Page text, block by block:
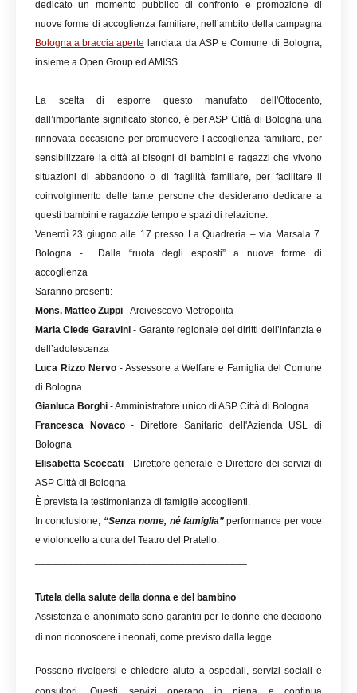
dedicato un momento pubblico di confronto e promozione di
nuove forme di accoglienza familiare, nell’ambito della campagna
Bologna a braccia aperte lanciata da ASP e Comune di Bologna,
insieme a Open Group ed AMISS.
La scelta di esporre questo manufatto dell'Ottocento,
dall’importante significato storico, è per ASP Città di Bologna una
rinnovata occasione per promuovere l’accoglienza familiare, per
sensibilizzare la città ai bisogni di bambini e ragazzi che vivono
situazioni di abbandono o di fragilità familiare, per facilitare il
coinvolgimento delle tante persone che desiderano dedicare a
questi bambini e ragazzi/e tempo e spazi di relazione.
Venerdì 23 giugno alle 17 presso La Quadreria – via Marsala 7.
Bologna - Dalla “ruota degli esposti” a nuove forme di
accoglienza
Saranno presenti:
Mons. Matteo Zuppi - Arcivescovo Metropolita
Maria Clede Garavini- Garante regionale dei diritti dell’infanzia e
dell’adolescenza
Luca Rizzo Nervo - Assessore a Welfare e Famiglia del Comune
di Bologna
Gianluca Borghi - Amministratore unico di ASP Città di Bologna
Francesca Novaco- Direttore Sanitario dell'Azienda USL di
Bologna
Elisabetta Scoccati- Direttore generale e Direttore dei servizi di
ASP Città di Bologna
È prevista la testimonianza di famiglie accoglienti.
In conclusione, “Senza nome, né famiglia”performance per voce
e violoncello a cura del Teatro del Pratello.
Tutela della salute della donna e del bambino
Assistenza e anonimato sono garantiti per le donne che decidono
di non riconoscere i neonati, come previsto dalla legge.
Possono rivolgersi e chiedere aiuto a ospedali, servizi sociali e